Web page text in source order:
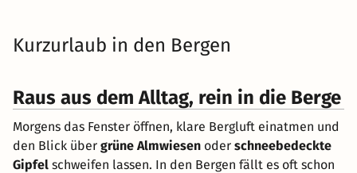
Kurzurlaub in den Bergen
Raus aus dem Alltag, rein in die Berge
Morgens das Fenster öffnen, klare Bergluft einatmen und
den Blick über grüne Almwiesen oder schneebedeckte
Gipfel schweifen lassen. In den Bergen fällt es oft schon